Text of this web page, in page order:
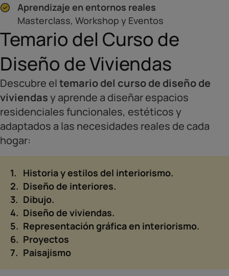
Aprendizaje en entornos reales
Masterclass, Workshop y Eventos
Temario del Curso de
Diseño de Viviendas
Descubre eltemario del curso de diseño de
viviendasy aprende a diseñar espacios
residenciales funcionales, estéticos y
adaptados a las necesidades reales de cada
hogar:
Historia y estilos del interiorismo.
Diseño de interiores.
Dibujo.
Diseño de viviendas.
Representación gráfica en interiorismo.
Proyectos
Paisajismo